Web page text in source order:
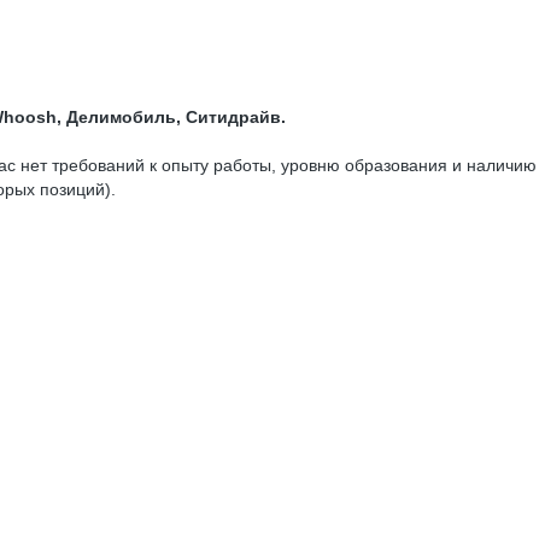
Делимобиль, Ситидрайв.
нет требований к опыту работы, уровню образования и наличию
позиций).